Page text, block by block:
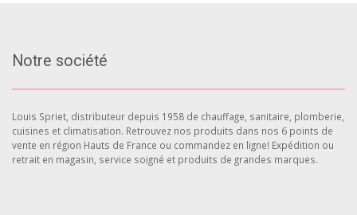
Notre société
Louis Spriet, distributeur depuis 1958 de chauffage, sanitaire, plomberie,
cuisines et climatisation. Retrouvez nos produits dans nos 6 points de
vente en région Hauts de France ou commandez en ligne! Expédition ou
retrait en magasin, service soigné et produits de grandes marques.